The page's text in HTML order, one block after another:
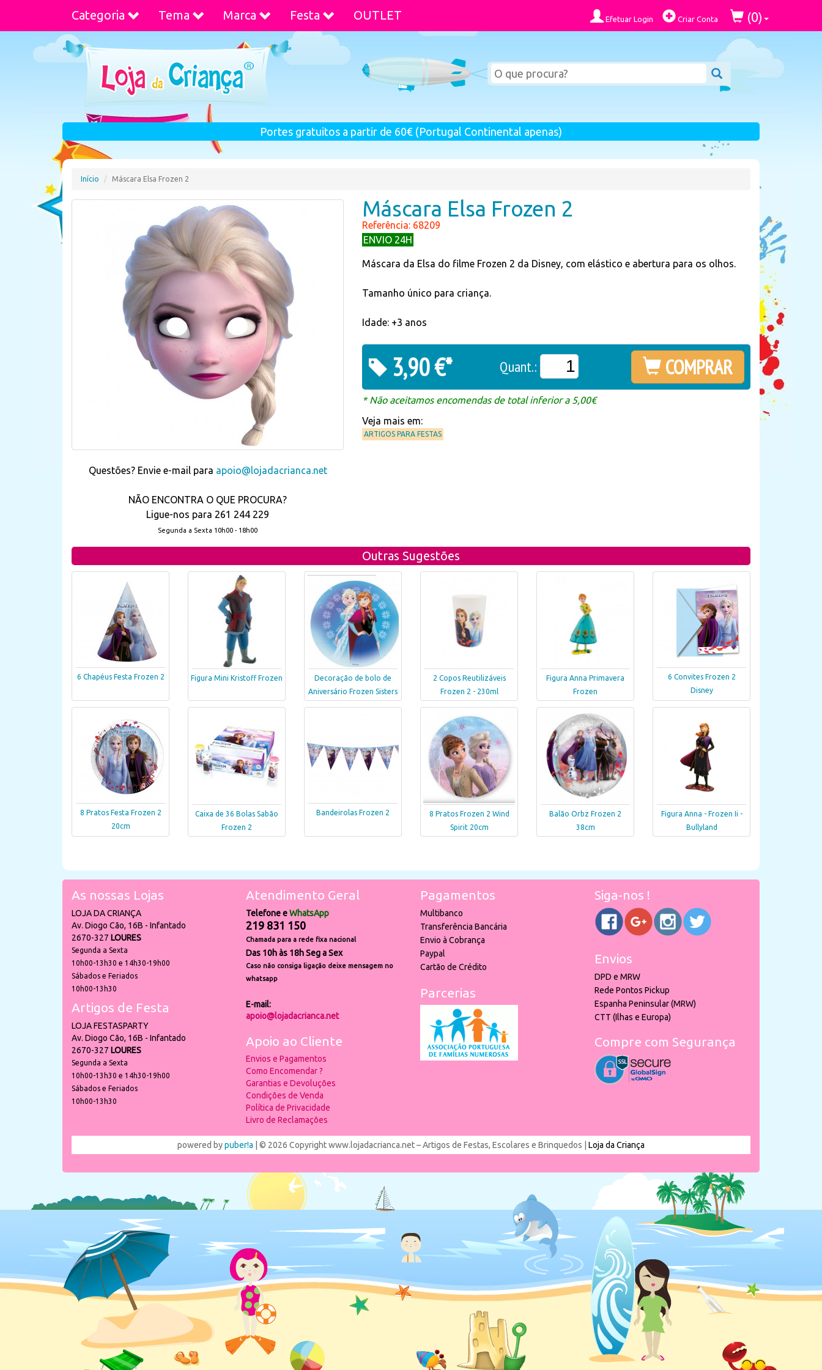
Categoria Tema Marca Festa OUTLET Efetuar Login Criar Conta (0)
Portes gratuitos a partir de 60€ (Portugal Continental apenas)
Início Máscara Elsa Frozen 2
Questões? Envie e-mail para apoio@lojadacrianca.net
NÃO ENCONTRA O QUE PROCURA?
Ligue-nos para 261 244 229
Segunda a Sexta 10h00 - 18h00
Máscara Elsa Frozen 2
Referência: 68209
ENVIO 24H
Máscara da Elsa do filme Frozen 2 da Disney, com elástico e abertura para os olhos.
Tamanho único para criança.
Idade: +3 anos
3,90 €* Quant.: COMPRAR
* Não aceitamos encomendas de total inferior a 5,00€
Veja mais em:
ARTIGOS PARA FESTAS
Outras Sugestões
6 Chapéus Festa Frozen 2 Figura Mini Kristoff Frozen
Decoração de bolo de
Aniversário Frozen Sisters
2 Copos Reutilizáveis
Frozen 2 - 230ml
Figura Anna Primavera
Frozen
6 Convites Frozen 2
Disney
8 Pratos Festa Frozen 2
20cm
Caixa de 36 Bolas Sabão
Frozen 2
Bandeirolas Frozen 2
8 Pratos Frozen 2 Wind
Spirit 20cm
Balão Orbz Frozen 2
38cm
Figura Anna - Frozen Ii -
Bullyland
As nossas Lojas
LOJA DA CRIANÇA
Av. Diogo Cão, 16B - Infantado
2670-327 LOURES
Segunda a Sexta
10h00-13h30 e 14h30-19h00
Sábados e Feriados
10h00-13h30
Artigos de Festa
LOJA FESTASPARTY
Av. Diogo Cão, 16B - Infantado
2670-327 LOURES
Segunda a Sexta
10h00-13h30 e 14h30-19h00
Sábados e Feriados
10h00-13h30
Atendimento Geral
Telefone eWhatsApp
219 831 150
Chamada para a rede fixa nacional
Das 10h às 18h Seg a Sex
Caso não consiga ligação deixe mensagem no
whatsapp
E-mail:
apoio@lojadacrianca.net
Apoio ao Cliente
Envios e Pagamentos
Como Encomendar ?
Garantias e Devoluções
Condições de Venda
Política de Privacidade
Livro de Reclamações
Pagamentos
Multibanco
Transferência Bancária
Envio à Cobrança
Paypal
Cartão de Crédito
Parcerias
Siga-nos !
Envios
DPD e MRW
Rede Pontos Pickup
Espanha Peninsular (MRW)
CTT (Ilhas e Europa)
Compre com Segurança
powered bypuber!a | © 2026 Copyright www.lojadacrianca.net – Artigos de Festas, Escolares e Brinquedos | Loja da Criança